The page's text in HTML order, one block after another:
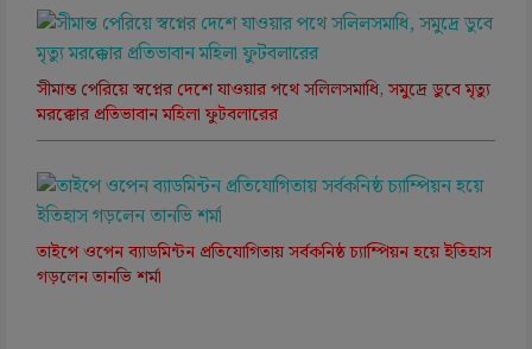
সীমান্ত পেরিয়ে স্বপ্নের দেশে যাওয়ার পথে সলিলসমাধি, সমুদ্রে ডুবে মৃত্যু
মরক্কোর প্রতিভাবান মহিলা ফুটবলারের
তাইপে ওপেন ব্যাডমিন্টন প্রতিযোগিতায় সর্বকনিষ্ঠ চ্যাম্পিয়ন হয়ে ইতিহাস
গড়লেন তানভি শর্মা